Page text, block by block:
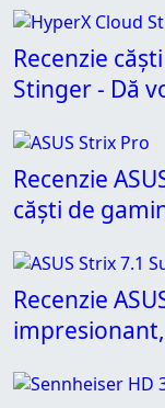
Recenzie
Stinger - Dă
Recenzie
căști de
Recenzie